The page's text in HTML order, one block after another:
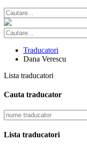
Traducatori
Dana Verescu
Lista traducatori
Cauta traducator
Lista traducatori